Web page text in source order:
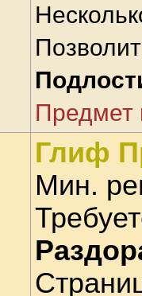
Предмет
Глиф
Мин.